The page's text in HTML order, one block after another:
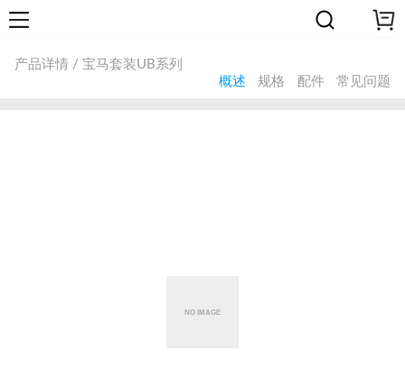
产品详情 / 宝马套装UB系列
概述
规格 配件 常见问题